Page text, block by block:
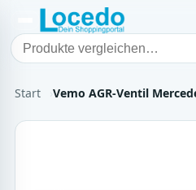
Start Vemo AGR-Ventil